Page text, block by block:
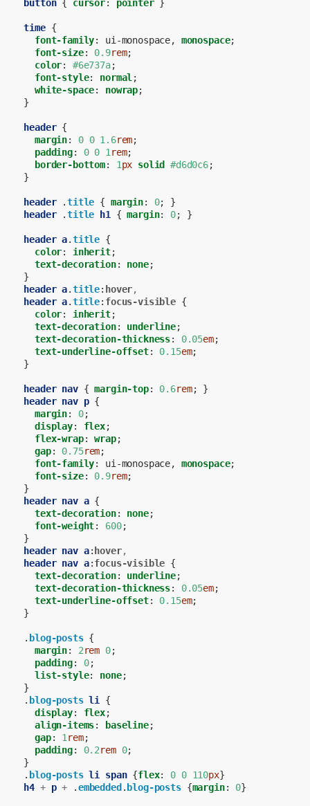
button { cursor: pointer }
time {
font-family: ui-monospace, monospace;
font-size: 0.9rem;
color: #6e737a;
font-style: normal ;
white-space: nowrap;
}
header {
margin: 0 0 1.6rem;
padding: 0 0 1 rem;
border-bottom: 1px solid #d6d0c6;
}
header .title { margin: 0;
}
header
.title h1 { margin: 0; }
header a.title {
color: inherit;
text-decoration: none;
}
header a.title: hover,
header a.title: focus-visible {
color: inherit;
text-decoration: underline;
text-decoration-thickness: 0.05em;
text-underline-offset: 0.15em;
}
header nav { margin-top: 0.6rem;
}
header nav p {
margin: 0;
display: flex;
flex-wrap: wrap;
gap: 0.75rem;
font-family: ui-monospace, monospace;
font-size: 0.9rem;
}
header nav a {
text-decoration: none;
font-weight: 600;
}
header nav a: hover,
header nav a:focus-visible {
text-decoration: underline;
text-decoration-thickness: 0.05em;
text-underline-offset: 0.15em;
}
. blog-posts {
margin: 2rem 0;
padding: 0;
list-style: none;
}
. blog-posts li
{
display: flex;
align-items: baseline;
gap: 1 rem;
padding: 0.2rem 0;
}
. blog-posts li span {flex: 0 0 110px}
h4 + p + .embedded . blog-posts {margin: 0}